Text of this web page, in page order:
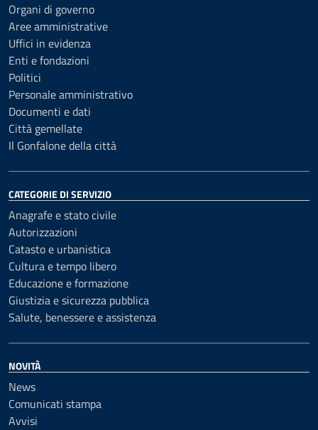
Organi di governo
Aree amministrative
Uffici in evidenza
Enti e fondazioni
Politici
Personale amministrativo
Documenti e dati
Città gemellate
Il Gonfalone della città
CATEGORIE DI SERVIZIO
Anagrafe e stato civile
Autorizzazioni
Catasto e urbanistica
Cultura e tempo libero
Educazione e formazione
Giustizia e sicurezza pubblica
Salute, benessere e assistenza
NOVITÀ
News
Comunicati stampa
Avvisi